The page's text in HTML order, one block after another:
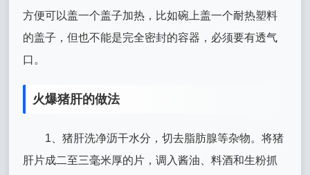
方便可以盖一个盖子加热，比如碗上盖一个耐热塑料
的盖子，但也不能是完全密封的容器，必须要有透气
口。
火爆猪肝的做法
1、猪肝洗净沥干水分，切去脂肪腺等杂物。将猪
肝片成二至三毫米厚的片，调入酱油、料酒和生粉抓